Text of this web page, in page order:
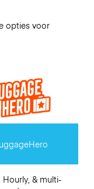
opties voor
Hourly, & multi-